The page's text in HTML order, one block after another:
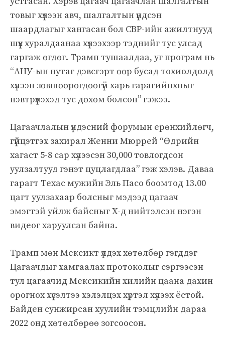
товыг хүлээн авч, шалгалтын үндсэн
шаардлагыг хангасан бол CBP-ийн ажилтнууд
шүүх хуралдаанаа хүлээхээр тэднийг тус улсад
гаргаж өгдөг. Трамп тушаалдаа, уг програм нь
“АНУ-ын нутаг дэвсгэрт өөр бусад тохиолдолд
хүлээн зөвшөөрөгдөөгүй харь гарагийнхныг
нэвтрүүлэхэд тус дөхөм болсон” гэжээ.
Цагаачлалын үндэсний форумын ерөнхийлөгч,
гүйцэтгэх захирал Женни Мюррей “Өдрийн
хагаст 5-8 сар хүлээсэн 30,000 товлогдсон
уулзалтууд гэнэт цуцлагдлаа” гэж хэлэв. Даваа
гарагт Техас мужийн Эль Пасо боомтод 13.00
цагт уулзахаар болсныг мэдээд цагаач
эмэгтэй уйлж байсныг X-д нийтэлсэн нэгэн
видеог харуулсан байна.
Трамп мөн Мексикт үлдэх хөтөлбөр гэгддэг
Цагаачдыг хамгаалах протоколыг сэргээсэн
тул цагаачид Мексикийн хилийн цаана дахин
орогнох хүсэлтээ хэлэлцэх хүртэл хүлээх ёстой.
Байден сунжирсан хуулийн тэмцлийн дараа
2022 онд хөтөлбөрөө зогсоосон.